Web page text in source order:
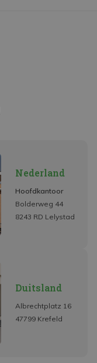
Nederland
Hoofdkantoor
Bolderweg 44
8243 RD Lelystad
Duitsland
Albrechtplatz 16
47799 Krefeld